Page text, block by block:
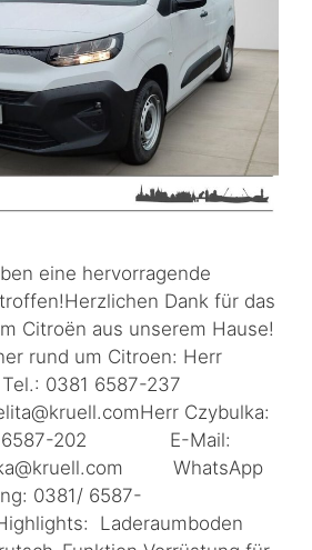
eine hervorragende
Dank für das
Citroën aus unserem Hause!
rund um Citroen: Herr
0381 6587-237
Czybulka:
202 E-Mail:
WhatsApp
0381/ 6587-
Laderaumboden